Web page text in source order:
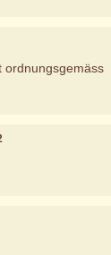
ordnungsgemäss